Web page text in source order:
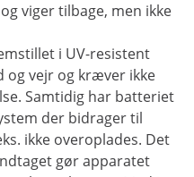
viger tilbage, men ikke
i UV-resistent
og vejr og kræver ikke
Samtidig har batteriet
der bidrager til
ikke overoplades. Det
gør apparatet